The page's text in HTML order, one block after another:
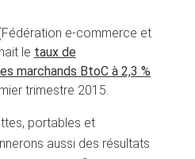
e-commerce et
le taux de
marchands BtoC à 2,3 %
trimestre 2015.
portables et
aussi des résultats